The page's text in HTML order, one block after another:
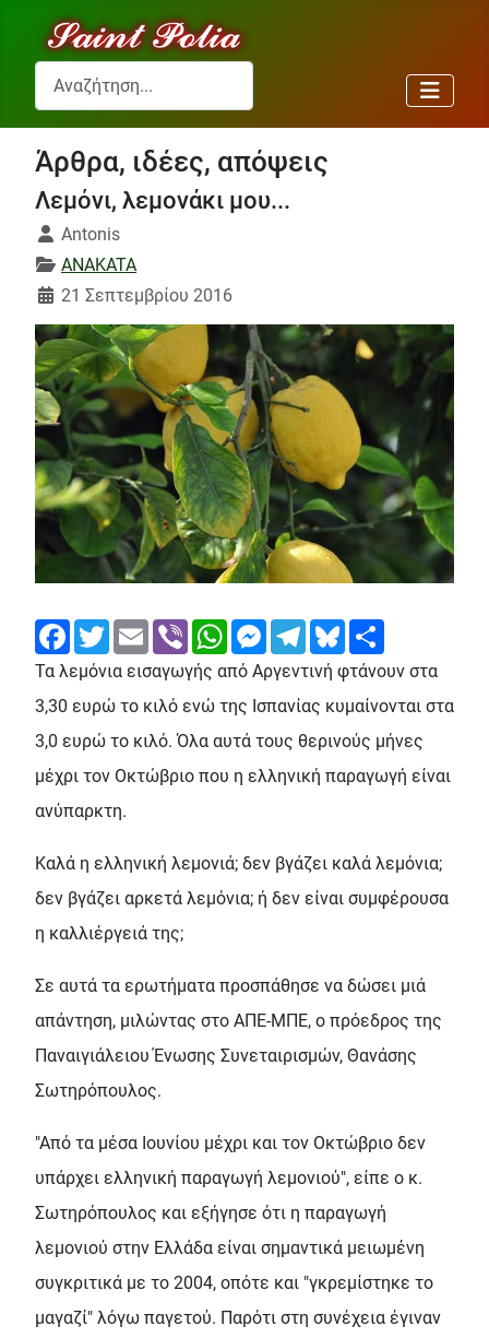
Αναζήτηση...
Άρθρα, ιδέες, απόψεις
Λεμόνι, λεμονάκι μου...
Λεπτομέρειες
Antonis
ANAKATA
21 Σεπτεμβρίου 2016
FacebookTwitterEmail Viber WhatsAppMessengerTelegramBluesky
Τα λεμόνια εισαγωγής από Αργεντινή φτάνουν στα
3,30 ευρώ το κιλό ενώ της Ισπανίας κυμαίνονται στα
3,0 ευρώ το κιλό. Όλα αυτά τους θερινούς μήνες
μέχρι τον Οκτώβριο που η ελληνική παραγωγή είναι
ανύπαρκτη.
Καλά η ελληνική λεμονιά; δεν βγάζει καλά λεμόνια;
δεν βγάζει αρκετά λεμόνια; ή δεν είναι συμφέρουσα
η καλλιέργειά της;
Σε αυτά τα ερωτήματα προσπάθησε να δώσει μιά
απάντηση, μιλώντας στο ΑΠΕ-ΜΠΕ, ο πρόεδρος της
Παναιγιάλειου Ένωσης Συνεταιρισμών, Θανάσης
Σωτηρόπουλος.
"Από τα μέσα Ιουνίου μέχρι και τον Οκτώβριο δεν
υπάρχει ελληνική παραγωγή λεμονιού", είπε ο κ.
Σωτηρόπουλος και εξήγησε ότι η παραγωγή
λεμονιού στην Ελλάδα είναι σημαντικά μειωμένη
συγκριτικά με το 2004, οπότε και "γκρεμίστηκε το
μαγαζί" λόγω παγετού. Παρότι στη συνέχεια έγιναν